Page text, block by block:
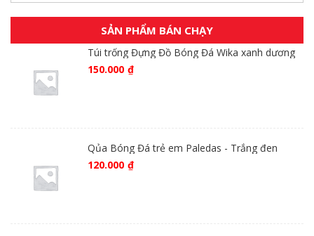
SẢN PHẨM BÁN CHẠY
Túi trống Đựng Đồ Bóng Đá Wika xanh dương
150.000 ₫
Qủa Bóng Đá trẻ em Paledas - Trắng đen
120.000 ₫